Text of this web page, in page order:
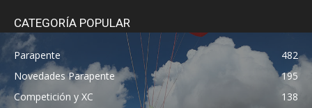
CATEGORÍA POPULAR
Parapente
482
Novedades Parapente
195
Competición y XC
138